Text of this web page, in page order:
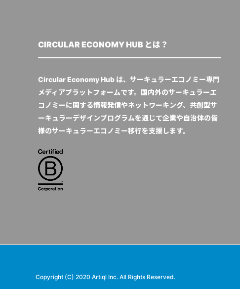
CIRCULAR ECONOMY HUB とは？
Circular Economy Hub は、サーキュラーエコノミー専門
メディアプラットフォームです。国内外のサーキュラーエ
コノミーに関する情報発信やネットワーキング、共創型サ
ーキュラーデザインプログラムを通じて企業や自治体の皆
様のサーキュラーエコノミー移行を支援します。
Copyright (C) 2020 Artiql Inc. All Rights Reserved.